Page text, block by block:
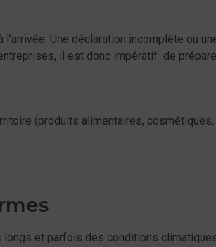
Une déclaration incomplète ou
il est donc impératif de
(produits alimentaires,
et parfois des conditions